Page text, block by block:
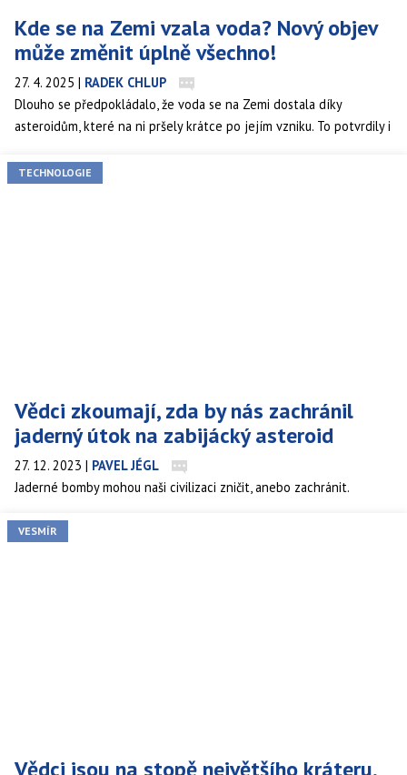
Kde se na Zemi vzala voda? Nový objev
může změnit úplně všechno!
27. 4. 2025 | RADEK CHLUP
Dlouho se předpokládalo, že voda se na Zemi dostala díky
asteroidům, které na ni pršely krátce po jejím vzniku. To potvrdily i
naznačuje něco jiného. Voda už na naší planetě mohla být od
TECHNOLOGIE
Vědci zkoumají, zda by nás zachránil
jaderný útok na zabijácký asteroid
27. 12. 2023 | PAVEL JÉGL
Jaderné bomby mohou naši civilizaci zničit, anebo zachránit.
VESMÍR
Vědci jsou na stopě největšího kráteru,